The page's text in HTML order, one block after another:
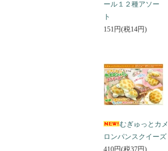
ール１２種アソー
ト
151円(税14円)
むぎゅっとカメ
ロンパンスクイーズ
410円(税37円)